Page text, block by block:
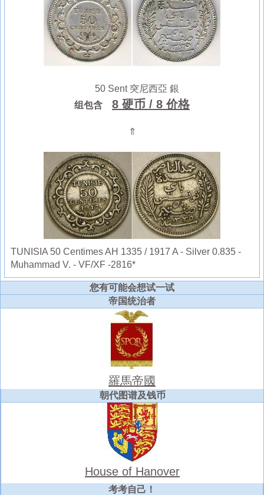
50 Sent 突尼西亞 銀
组包含
8 硬币 / 8 价格
⇑
TUNISIA 50 Centimes AH 1335 / 1917 A - Silver 0.835 -
Muhammad V. - VF/XF -2816*
您有可能会想试一试
帝国统治者
羅馬帝國
朝代图谱及钱币
House of Hanover
考考自己！